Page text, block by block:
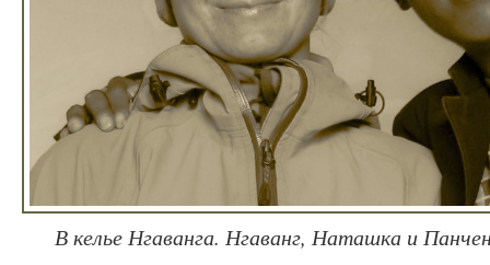
В келье Нгаванга. Нгаванг, Наташка и